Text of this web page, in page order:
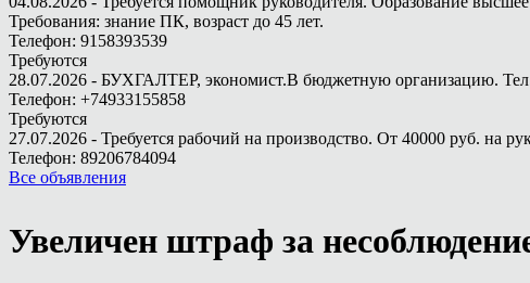
Требования: знание ПК, возраст до 45 лет.
Телефон: 9158393539
Требуются
28.07.2026 - БУХГАЛТЕР, экономист.В бюджетную организацию.
Телефон: +74933155858
Требуются
27.07.2026 - Требуется рабочий на производство. От 40000 руб. на
Телефон: 89206784094
Все объявления
Увеличен штраф за